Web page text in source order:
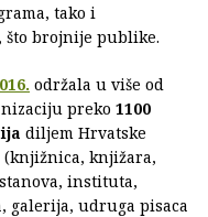
tako i
brojnije publike.
održala u više od
preko 1100
diljem Hrvatske
(knjižnica, knjižara,
instituta,
udruga pisaca